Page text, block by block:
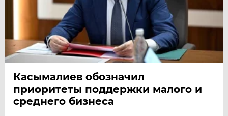
Касымалиев обозначил
приоритеты поддержки малого и
среднего бизнеса